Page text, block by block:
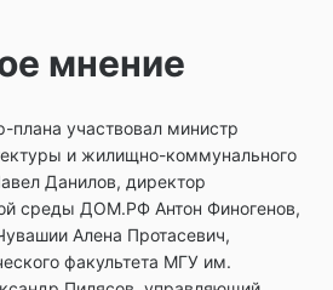
мнение
плана участвовал министр
и жилищно-коммунального
Данилов, директор
среды ДОМ.РФ Антон Финогенов,
Алена Протасевич,
факультета МГУ им.